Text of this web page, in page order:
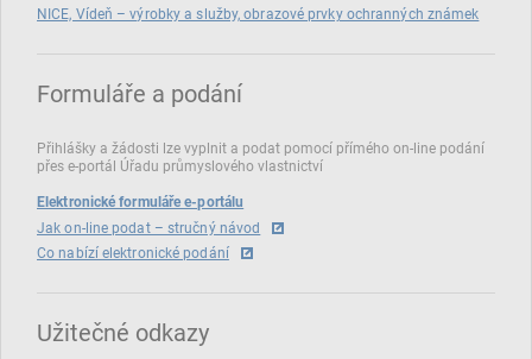
NICE, Vídeň – výrobky a služby, obrazové prvky ochranných známek
Formuláře a podání
Přihlášky a žádosti lze vyplnit a podat pomocí přímého on‑line podání
přes e‑portál Úřadu průmyslového vlastnictví
Elektronické formuláře e-portálu
Jak on-line podat – stručný návod
Co nabízí elektronické podání
Užitečné odkazy